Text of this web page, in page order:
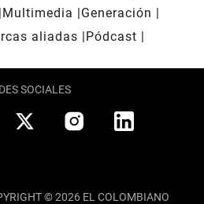
Multimedia
Generación
aliadas
Pódcast
SOCIALES
© 2026 EL COLOMBIANO